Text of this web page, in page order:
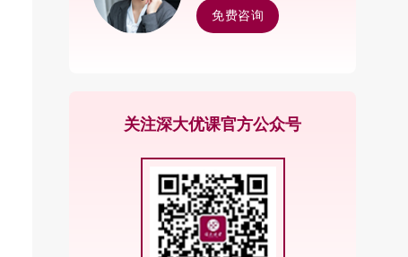
免费咨询
关注深大优课官方公众号